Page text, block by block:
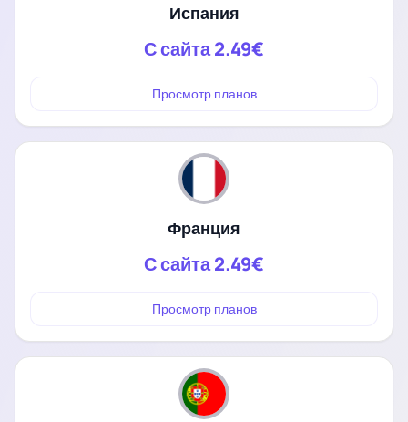
Испания
С сайта2.49€
Просмотр планов
Франция
С сайта2.49€
Просмотр планов